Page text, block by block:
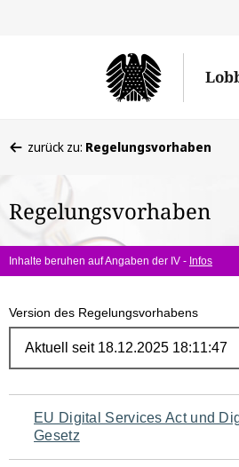
befinden
hier:
zurück zu: Regelungsvorhaben
Regelungsvorhaben
Inhalte beruhen auf Angaben der IV - Infos
Version des Regelungsvorhabens
Navigation
für
EU Digital Services Act und
Gesetz